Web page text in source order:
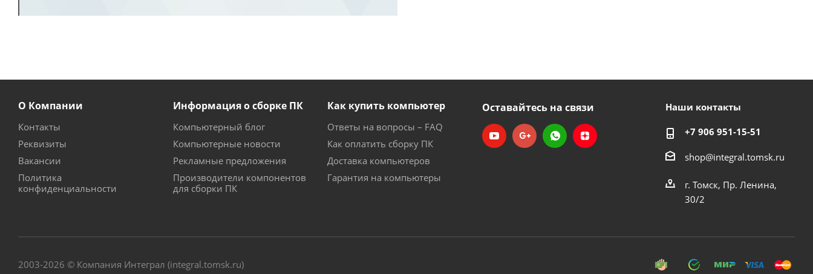
О Компании
Контакты
Реквизиты
Вакансии
Политика
конфиденциальности
Информация о сборке ПК
Компьютерный блог
Компьютерные новости
Рекламные предложения
Производители компонентов
для сборки ПК
Как купить компьютер
Ответы на вопросы – FAQ
Как оплатить сборку ПК
Доставка компьютеров
Гарантия на компьютеры
Оставайтесь на связи Наши контакты
+7 906 951-15-51
shop@integral.tomsk.ru
г. Томск, Пр. Ленина,
30/2
2003-2026 © Компания Интеграл (integral.tomsk.ru)